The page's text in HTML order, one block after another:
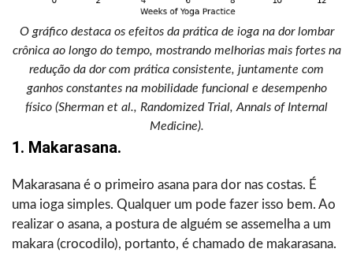
O gráfico destaca os efeitos da prática de ioga na dor lombar
crônica ao longo do tempo, mostrando melhorias mais fortes na
redução da dor com prática consistente, juntamente com
ganhos constantes na mobilidade funcional e desempenho
físico (Sherman et al., Randomized Trial, Annals of Internal
Medicine).
1. Makarasana.
Makarasana é o primeiro asana para dor nas costas. É
uma ioga simples. Qualquer um pode fazer isso bem. Ao
realizar o asana, a postura de alguém se assemelha a um
makara (crocodilo), portanto, é chamado de makarasana.